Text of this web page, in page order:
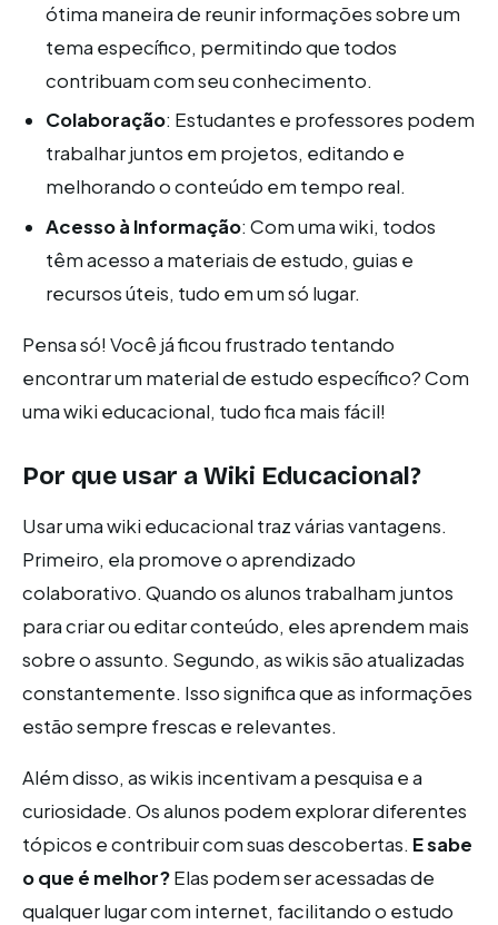
ótima maneira de reunir informações sobre um
tema específico, permitindo que todos
contribuam com seu conhecimento.
Colaboração: Estudantes e professores podem
trabalhar juntos em projetos, editando e
melhorando o conteúdo em tempo real.
Acesso à Informação: Com uma wiki, todos
têm acesso a materiais de estudo, guias e
recursos úteis, tudo em um só lugar.
Pensa só! Você já ficou frustrado tentando
encontrar um material de estudo específico? Com
uma wiki educacional, tudo fica mais fácil!
Por que usar a Wiki Educacional?
Usar uma wiki educacional traz várias vantagens.
Primeiro, ela promove o aprendizado
colaborativo. Quando os alunos trabalham juntos
para criar ou editar conteúdo, eles aprendem mais
sobre o assunto. Segundo, as wikis são atualizadas
constantemente. Isso significa que as informações
estão sempre frescas e relevantes.
Além disso, as wikis incentivam a pesquisa e a
curiosidade. Os alunos podem explorar diferentes
tópicos e contribuir com suas descobertas. E sabe
o que é melhor?Elas podem ser acessadas de
qualquer lugar com internet, facilitando o estudo